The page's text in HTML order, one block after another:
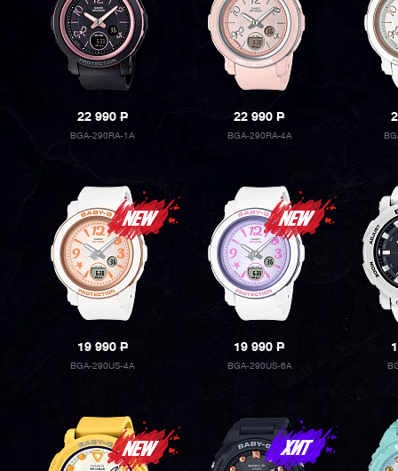
22 990P
BGA-290RA-1A
22 990P
BGA-290RA-4A
19 990P
BGA-290US-4A
19 990P
BGA-290US-6A